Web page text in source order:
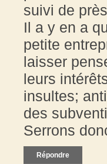
suivi de
Il a y en a
petite
laisser
leurs
insultes;
des
Serrons
Répondre